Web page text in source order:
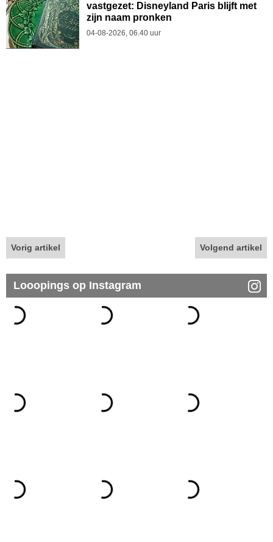
vastgezet: Disneyland Paris blijft met
zijn naam pronken
04-08-2026, 06.40 uur
Vorig artikel Volgend artikel
Looopings op Instagram